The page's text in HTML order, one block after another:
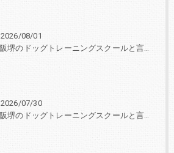
2026/08/01
大阪堺のドッグトレーニングスクールと言えば『いぬの学校あさか』 30年、3000頭以上の実績！あなたと愛犬に合ったトレーニングを学びを提供します。
2026/07/30
大阪堺のドッグトレーニングスクールと言えば『いぬの学校あさか』 30年、3000頭以上の実績！あなたと愛犬に合ったトレーニングを学びを提供します。